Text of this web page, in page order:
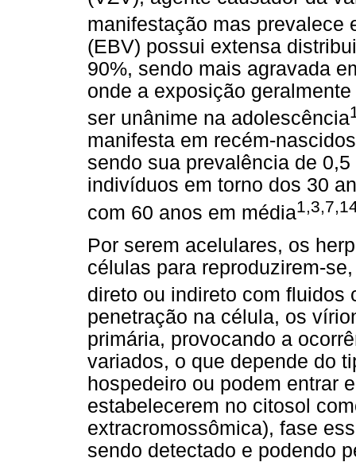
manifestação mas prevalece
(EBV) possui extensa
90%, sendo mais agravada
onde a exposição
ser unânime na adolescência
manifesta em recém-
sendo sua prevalência de
indivíduos em torno dos 30
com 60 anos em média
Por serem acelulares, os
células para reproduzirem-
direto ou indireto com fluidos
penetração na célula, os
primária, provocando a
variados, o que depende do
hospedeiro ou podem entrar
estabelecerem no citosol
extracromossômica), fase
sendo detectado e podendo